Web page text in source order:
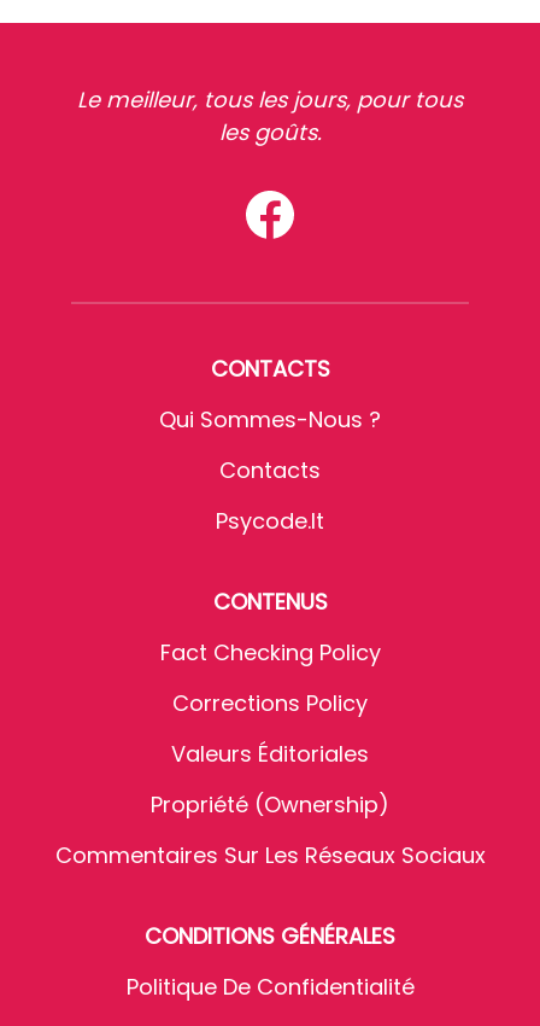
Le meilleur, tous les jours, pour tous
les goûts.
CONTACTS
Qui Sommes-Nous ?
Contacts
Psycode.it
CONTENUS
Fact Checking Policy
Corrections Policy
Valeurs Éditoriales
Propriété (Ownership)
Commentaires Sur Les Réseaux Sociaux
CONDITIONS GÉNÉRALES
Politique De Confidentialité